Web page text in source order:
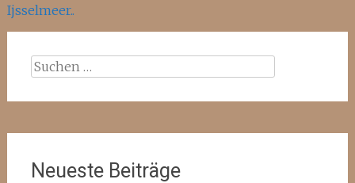
Ijsselmeer..
Suchen
Neueste Beiträge